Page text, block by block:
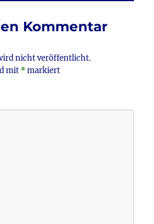
Kommentar
nicht veröffentlicht.
mit *markiert